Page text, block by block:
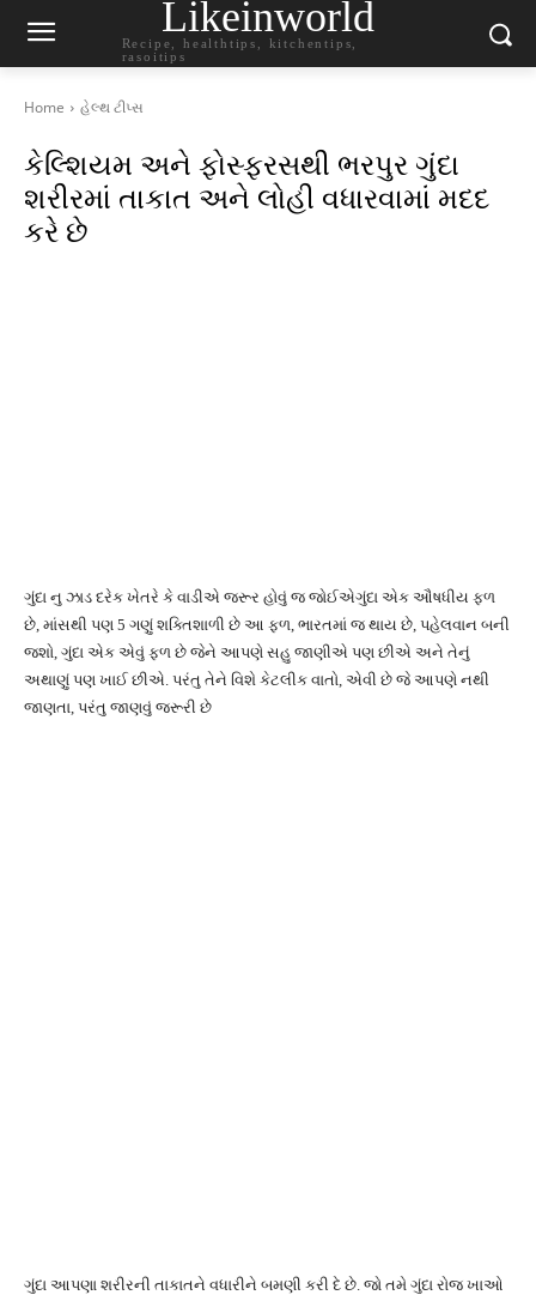
Likeinworld
Recipe, healthtips, kitchentips,
rasoitips
Home હેલ્થ ટીપ્સ
કેલ્શિયમ અને ફોસ્ફરસથી ભરપુર ગુંદા
શરીરમાં તાકાત અને લોહી વધારવામાં મદદ
કરે છે
ગુંદા નુ ઝાડ દરેક ખેતરે કે વાડીએ જરૂર હોવું જ જોઈએગુંદા એક ઔષધીય ફળ
છે, માંસથી પણ 5 ગણું શક્તિશાળી છે આ ફળ, ભારતમાં જ થાય છે, પહેલવાન બની
જશો, ગુંદા એક એવું ફળ છે જેને આપણે સહુ જાણીએ પણ છીએ અને તેનું
અથાણું પણ ખાઈ છીએ. પરંતુ તેને વિશે કેટલીક વાતો, એવી છે જે આપણે નથી
જાણતા, પરંતુ જાણવું જરૂરી છે
ગુંદા આપણા શરીરની તાકાતને વધારીને બમણી કરી દે છે. જો તમે ગુંદા રોજ ખાઓ